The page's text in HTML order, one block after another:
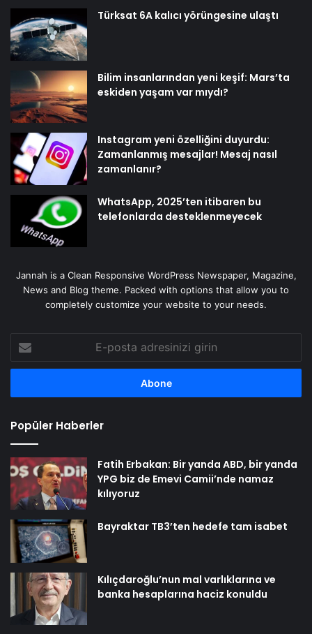
Türksat 6A kalıcı yörüngesine ulaştı
Bilim insanlarından yeni keşif: Mars’ta
eskiden yaşam var mıydı?
Instagram yeni özelliğini duyurdu:
Zamanlanmış mesajlar! Mesaj nasıl
zamanlanır?
WhatsApp, 2025’ten itibaren bu
telefonlarda desteklenmeyecek
Jannah is a Clean Responsive WordPress Newspaper, Magazine,
News and Blog theme. Packed with options that allow you to
completely customize your website to your needs.
posta
adresinizi
Popüler Haberler
Fatih Erbakan: Bir yanda ABD, bir yanda
YPG biz de Emevi Camii’nde namaz
kılıyoruz
Bayraktar TB3’ten hedefe tam isabet
Kılıçdaroğlu’nun mal varlıklarına ve
banka hesaplarına haciz konuldu